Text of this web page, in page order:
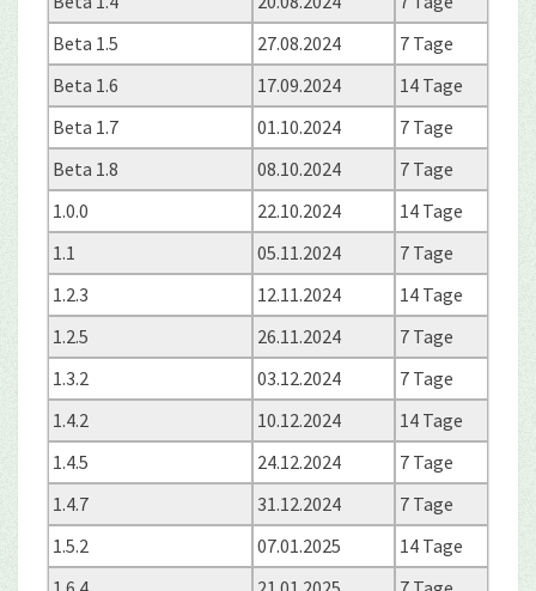
Beta 1.5
27.08.2024
7 Tage
Beta 1.6
17.09.2024
14 Tage
Beta 1.7
01.10.2024
7 Tage
Beta 1.8
08.10.2024
7 Tage
1.0.0
22.10.2024
14 Tage
1.1
05.11.2024
7 Tage
1.2.3
12.11.2024
14 Tage
1.2.5
26.11.2024
7 Tage
1.3.2
03.12.2024
7 Tage
1.4.2
10.12.2024
14 Tage
1.4.5
24.12.2024
7 Tage
1.4.7
31.12.2024
7 Tage
1.5.2
07.01.2025
14 Tage